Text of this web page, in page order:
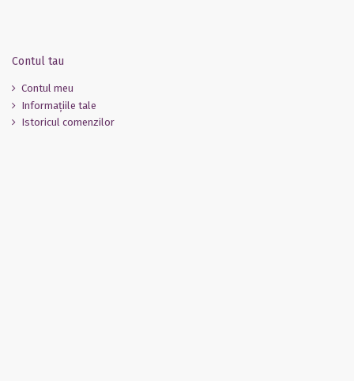
Contul tau
Contul meu
Informaţiile tale
Istoricul comenzilor